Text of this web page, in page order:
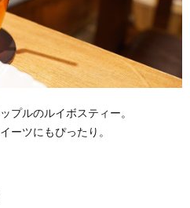
プルのルイボスティー。
ーツにもぴったり。